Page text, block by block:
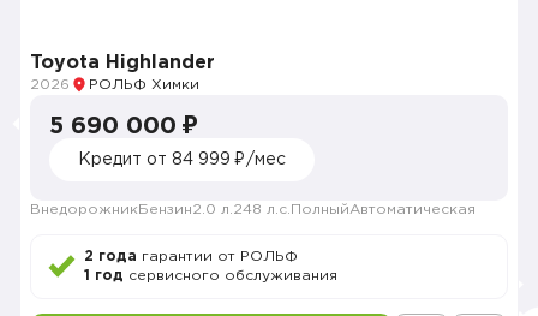
Toyota Highlander
2026 РОЛЬФ Химки
5 690 000 ₽
Кредит от 84 999 ₽/мес
Внедорожник Бензин2.0 л. 248 л.с. ПолныйАвтоматическая
2 года гарантии от РОЛЬФ
1 год сервисного обслуживания